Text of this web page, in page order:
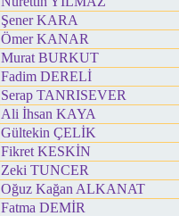
Şener KARA
Ömer KANAR
Murat BURKUT
Fadim DERELİ
Serap TANRISEVER
Ali İhsan KAYA
Gültekin ÇELİK
Fikret KESKİN
Zeki TUNCER
Oğuz Kağan ALKANAT
Fatma DEMİR